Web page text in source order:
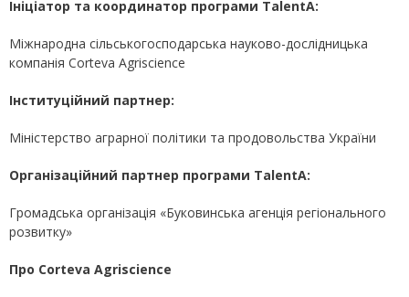
Ініціатор та координатор програми TalentA:
Міжнародна сільськогосподарська науково-дослідницька
компанія Corteva Agriscience
Інституційний партнер:
Міністерство аграрної політики та продовольства України
Організаційний партнер програми TalentA:
Громадська організація «Буковинська агенція регіонального
розвитку»
Про Corteva Agriscience